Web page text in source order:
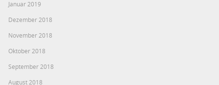
Januar 2019
Dezember 2018
November 2018
Oktober 2018
September 2018
August 2018